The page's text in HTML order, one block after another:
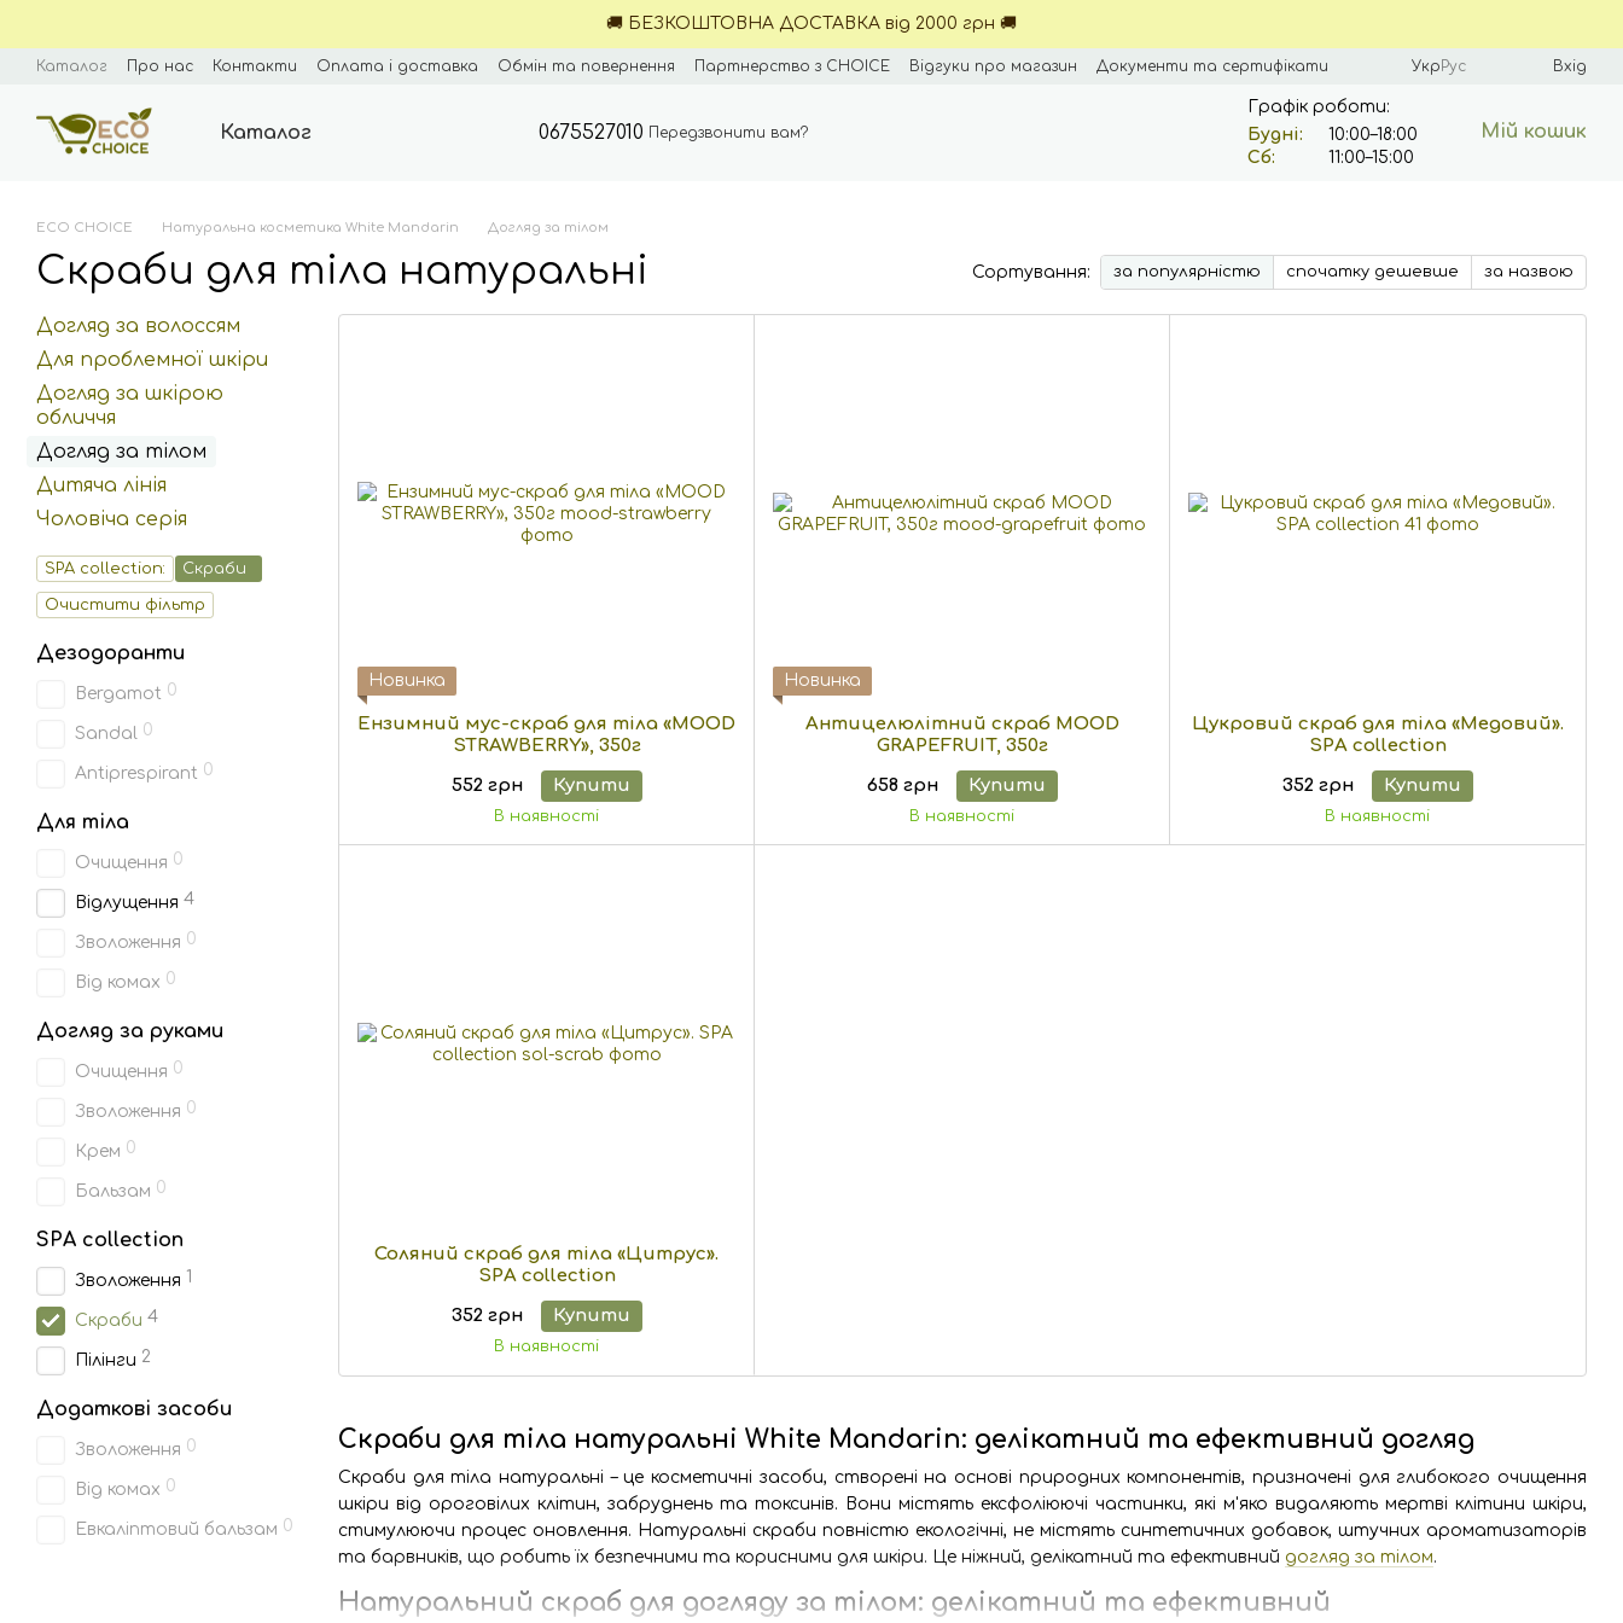
🚚 БЕЗКОШТОВНА ДОСТАВКА від 2000 грн 🚚
Каталог Про нас Контакти Оплата і доставка Обмін та повернення Партнерство з CHOICE Відгуки про магазин
Документи та сертифікати
Укр Рус Вхід
Каталог 0675527010 Передзвонити вам?
Графік роботи:
Будні:
10:00–18:00
Сб:
11:00–15:00
Мій кошик
ECO CHOICE Натуральна косметика White Mandarin Догляд за тілом
Скраби для тіла натуральні Сортування: за популярністю спочатку дешевше за назвою
Скраби для тіла натуральні White Mandarin: делікатний та ефективний догляд
Скраби для тіла натуральні – це косметичні засоби, створені на основі природних компонентів, призначені для глибокого очищення
шкіри від ороговілих клітин, забруднень та токсинів. Вони містять ексфоліюючі частинки, які м'яко видаляють мертві клітини шкіри,
стимулюючи процес оновлення. Натуральні скраби повністю екологічні, не містять синтетичних добавок, штучних ароматизаторів
та барвників, що робить їх безпечними та корисними для шкіри. Це ніжний, делікатний та ефективний догляд за тілом.
Натуральний скраб для догляду за тілом: делікатний та ефективний
Новинка
Ензимний мус-скраб для тіла «MOOD
STRAWBERRY», 350г
552 грн
Купити
В наявності
Новинка
Антицелюлітний скраб MOOD
GRAPEFRUIT, 350г
658 грн
Купити
В наявності
Цукровий скраб для тіла «Медовий».
SPA collection
352 грн
Купити
В наявності
Соляний скраб для тіла «Цитрус».
SPA collection
352 грн
Купити
В наявності
Догляд за волоссям
Для проблемної шкіри
Догляд за шкірою
обличчя
Догляд за тілом
Дитяча лінія
Чоловіча серія
SPA collection: Скраби
Очистити фільтр
Дезодоранти
Bergamot 0
Sandal 0
Antiprespirant 0
Для тіла
Очищення 0
Відлущення 4
Зволоження 0
Від комах 0
Догляд за руками
Очищення 0
Зволоження 0
Крем 0
Бальзам 0
SPA collection
Зволоження 1
Скраби 4
Пілінги 2
Додаткові засоби
Зволоження 0
Від комах 0
Евкаліптовий бальзам 0